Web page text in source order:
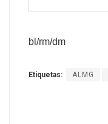
bl/rm/dm
Etiquetas: ALMG